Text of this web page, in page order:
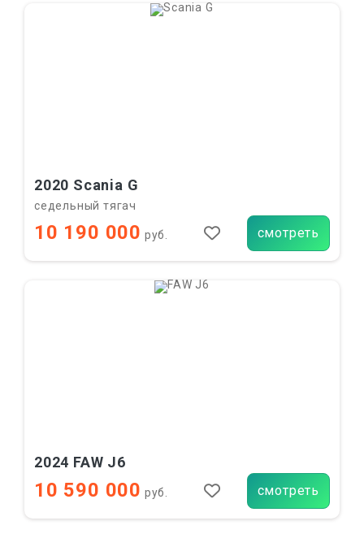
2020 Scania G
седельный тягач
10 190 000 руб. смотреть
2024 FAW J6
10 590 000 руб. смотреть